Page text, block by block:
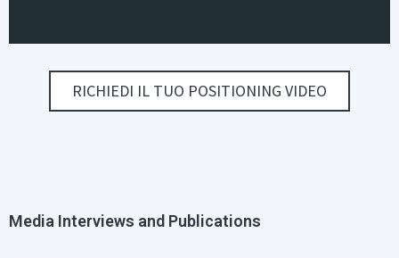
RICHIEDI IL TUO POSITIONING VIDEO
Media Interviews and Publications